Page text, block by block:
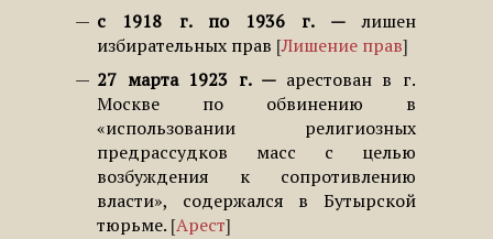
с 1918 г. по 1936 г.
лишен
избирательных прав Лишение прав
27 марта 1923 г.
арестован в г.
Москве по обвинению в
«использовании религиозных
предрассудков масс с целью
возбуждения к сопротивлению
власти», содержался в Бутырской
тюрьме. Арест